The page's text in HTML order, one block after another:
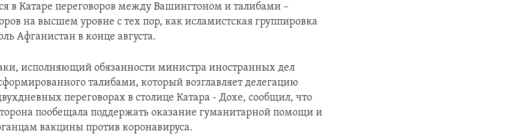
в Катаре переговоров между Вашингтоном и талибами –
на высшем уровне с тех пор, как исламистская группировка
Афганистан в конце августа.
исполняющий обязанности министра иностранных дел
талибами, который возглавляет делегацию
переговорах в столице Катара - Дохе, сообщил, что
пообещала поддержать оказание гуманитарной помощи и
вакцины против коронавируса.